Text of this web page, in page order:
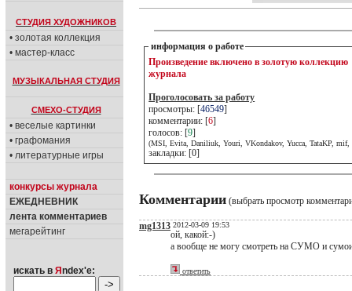
СТУДИЯ ХУДОЖНИКОВ
• золотая коллекция
• мастер-класс
МУЗЫКАЛЬНАЯ СТУДИЯ
СМЕХО-СТУДИЯ
• веселые картинки
• графомания
• литературные игры
конкурсы журнала
ЕЖЕДНЕВНИК
лента комментариев
мегарейтинг
искать в Я ndex'е:
информация о работе
Произведение включено в золотую коллекцию
журнала
Проголосовать за работу
просмотры: [46549]
комментарии: [6]
голосов: [9]
(MSI, Evita, Daniliuk, Youri, VKondakov, Yucca, TataKP, mif,
закладки: [0]
Комментарии (выбрать просмотр
mg1313 2012-03-09 19:53
ой, какой:-)
а вообще не могу смотреть на СУМО и
ответить